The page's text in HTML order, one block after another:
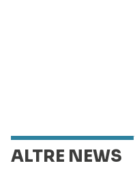
ALTRE NEWS